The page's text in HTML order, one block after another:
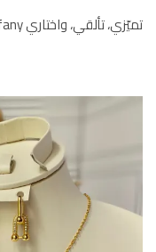
تميّزي، تألقي، واختاري Tiffany